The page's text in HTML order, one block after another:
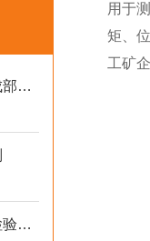
手摇脉冲发生器的主要特点和组成部分介绍
智能氧化锆分析仪的基本设置及检验操作说明
用于
矩、
工矿